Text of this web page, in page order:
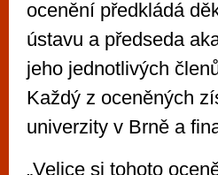
ocenění předkládá
ústavu a předseda
jeho jednotlivých
Každý z oceněných
univerzity v Brně a
„Velice si tohoto